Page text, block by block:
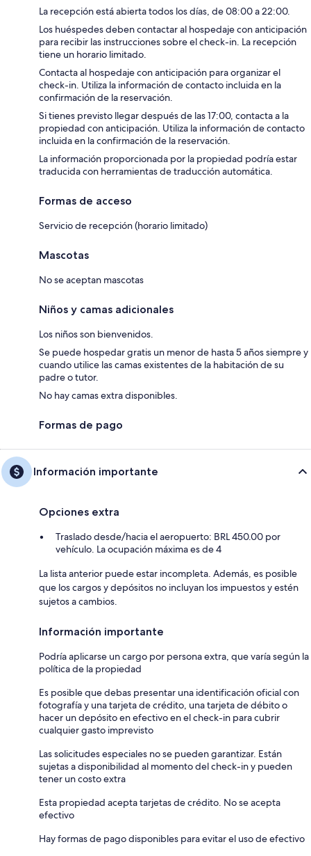
La recepción está abierta todos los días, de 08:00 a 22:00.
Los huéspedes deben contactar al hospedaje con anticipación
para recibir las instrucciones sobre el check-in. La recepción
tiene un horario limitado.
Contacta al hospedaje con anticipación para organizar el
check-in. Utiliza la información de contacto incluida en la
confirmación de la reservación.
Si tienes previsto llegar después de las 17:00, contacta a la
propiedad con anticipación. Utiliza la información de contacto
incluida en la confirmación de la reservación.
La información proporcionada por la propiedad podría estar
traducida con herramientas de traducción automática.
Formas de acceso
Servicio de recepción (horario limitado)
Mascotas
No se aceptan mascotas
Niños y camas adicionales
Los niños son bienvenidos.
Se puede hospedar gratis un menor de hasta 5 años siempre y
cuando utilice las camas existentes de la habitación de su
padre o tutor.
No hay camas extra disponibles.
Formas de pago
Información importante
Opciones extra
Traslado desde/hacia el aeropuerto: BRL 450.00 por
vehículo. La ocupación máxima es de 4
La lista anterior puede estar incompleta. Además, es posible
que los cargos y depósitos no incluyan los impuestos y estén
sujetos a cambios.
Información importante
Podría aplicarse un cargo por persona extra, que varía según la
política de la propiedad
Es posible que debas presentar una identificación oficial con
fotografía y una tarjeta de crédito, una tarjeta de débito o
hacer un depósito en efectivo en el check-in para cubrir
cualquier gasto imprevisto
Las solicitudes especiales no se pueden garantizar. Están
sujetas a disponibilidad al momento del check-in y pueden
tener un costo extra
Esta propiedad acepta tarjetas de crédito. No se acepta
efectivo
Hay formas de pago disponibles para evitar el uso de efectivo